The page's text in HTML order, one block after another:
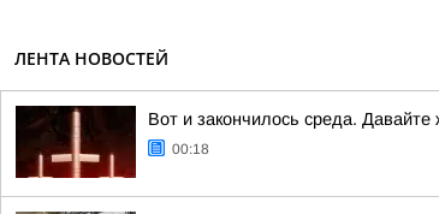
ЛЕНТА НОВОСТЕЙ
Вот и закончилось среда.
00:18